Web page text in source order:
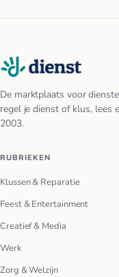
De marktplaats voor
regel je dienst of klus, lees
2003.
RUBRIEKEN
Klussen & Reparatie
Feest & Entertainment
Creatief & Media
Werk
Zorg & Welzijn